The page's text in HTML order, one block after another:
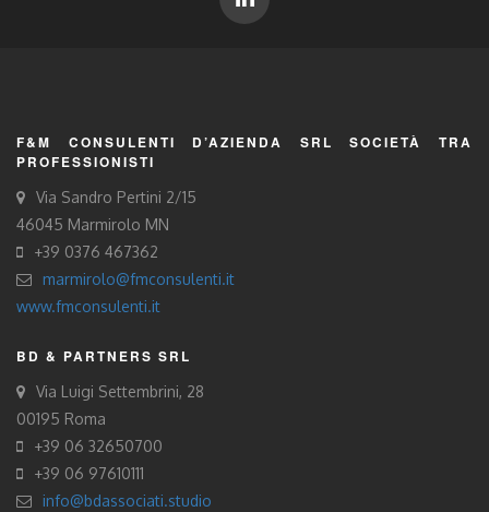
F&M CONSULENTI D’AZIENDA SRL SOCIETÀ TRA
PROFESSIONISTI
Via Sandro Pertini 2/15
46045 Marmirolo MN
+39 0376 467362
marmirolo@fmconsulenti.it
www.fmconsulenti.it
BD & PARTNERS SRL
Via Luigi Settembrini, 28
00195 Roma
+39 06 32650700
+39 06 97610111
info@bdassociati.studio